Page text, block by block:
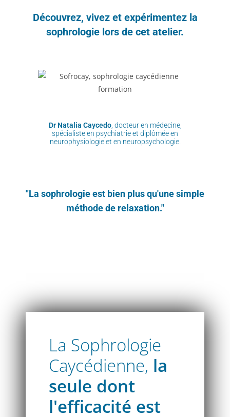
Découvrez, vivez et expérimentez la
sophrologie lors de cet atelier.
Dr Natalia Caycedo, docteur en médecine,
spécialiste en psychiatrie et diplômée en
neurophysiologie et en neuropsychologie.
"La sophrologie est bien plus qu'une simple
méthode de relaxation."
La Sophrologie
Caycédienne, la
seule dont
l'efficacité est